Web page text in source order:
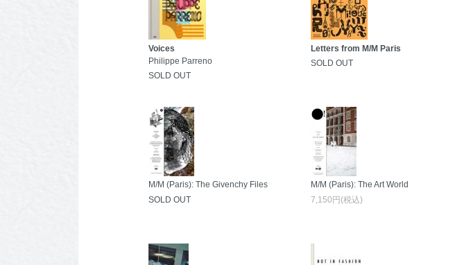
Voices
Philippe Parreno
SOLD OUT
Letters from M/M Paris
SOLD OUT
M/M (Paris): The Givenchy Files
SOLD OUT
M/M (Paris): The Art World
7,150円(税込)